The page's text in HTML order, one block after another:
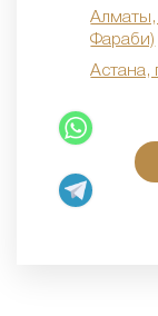
Алматы,
Фараби)
Астана,